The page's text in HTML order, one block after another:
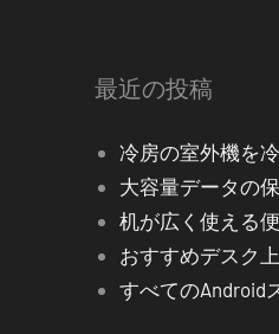
最近の投稿
冷房の室外機を
大容量データの
机が広く使える
おすすめデスク
すべてのAndroid